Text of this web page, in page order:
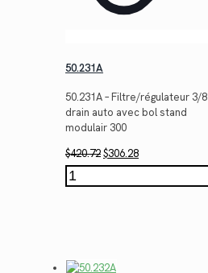
50.231A
50.231A – Filtre/régulateur 3/8
drain auto avec bol stand
modulair 300
$420.72Le
prix
initial
$306.28Le
prix
actuel
quantité
de